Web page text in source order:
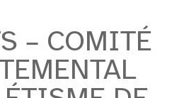
– COMITÉ